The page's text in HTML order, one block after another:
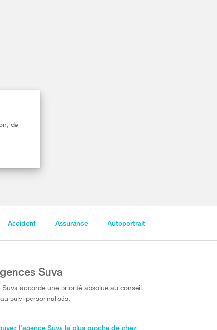
de
Accident Assurance Autoportrait
Suva
Suva accorde une priorité absolue au conseil
suivi personnalisés.
l'agence Suva la plus proche de chez